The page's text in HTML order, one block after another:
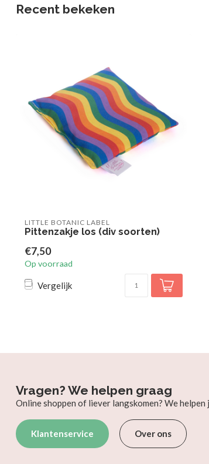
Recent bekeken
LITTLE BOTANIC LABEL
Pittenzakje los (div soorten)
€7,50
Op voorraad
Vergelijk
Vragen? We helpen graag
Online shoppen of liever langskomen? We
Klantenservice Over ons